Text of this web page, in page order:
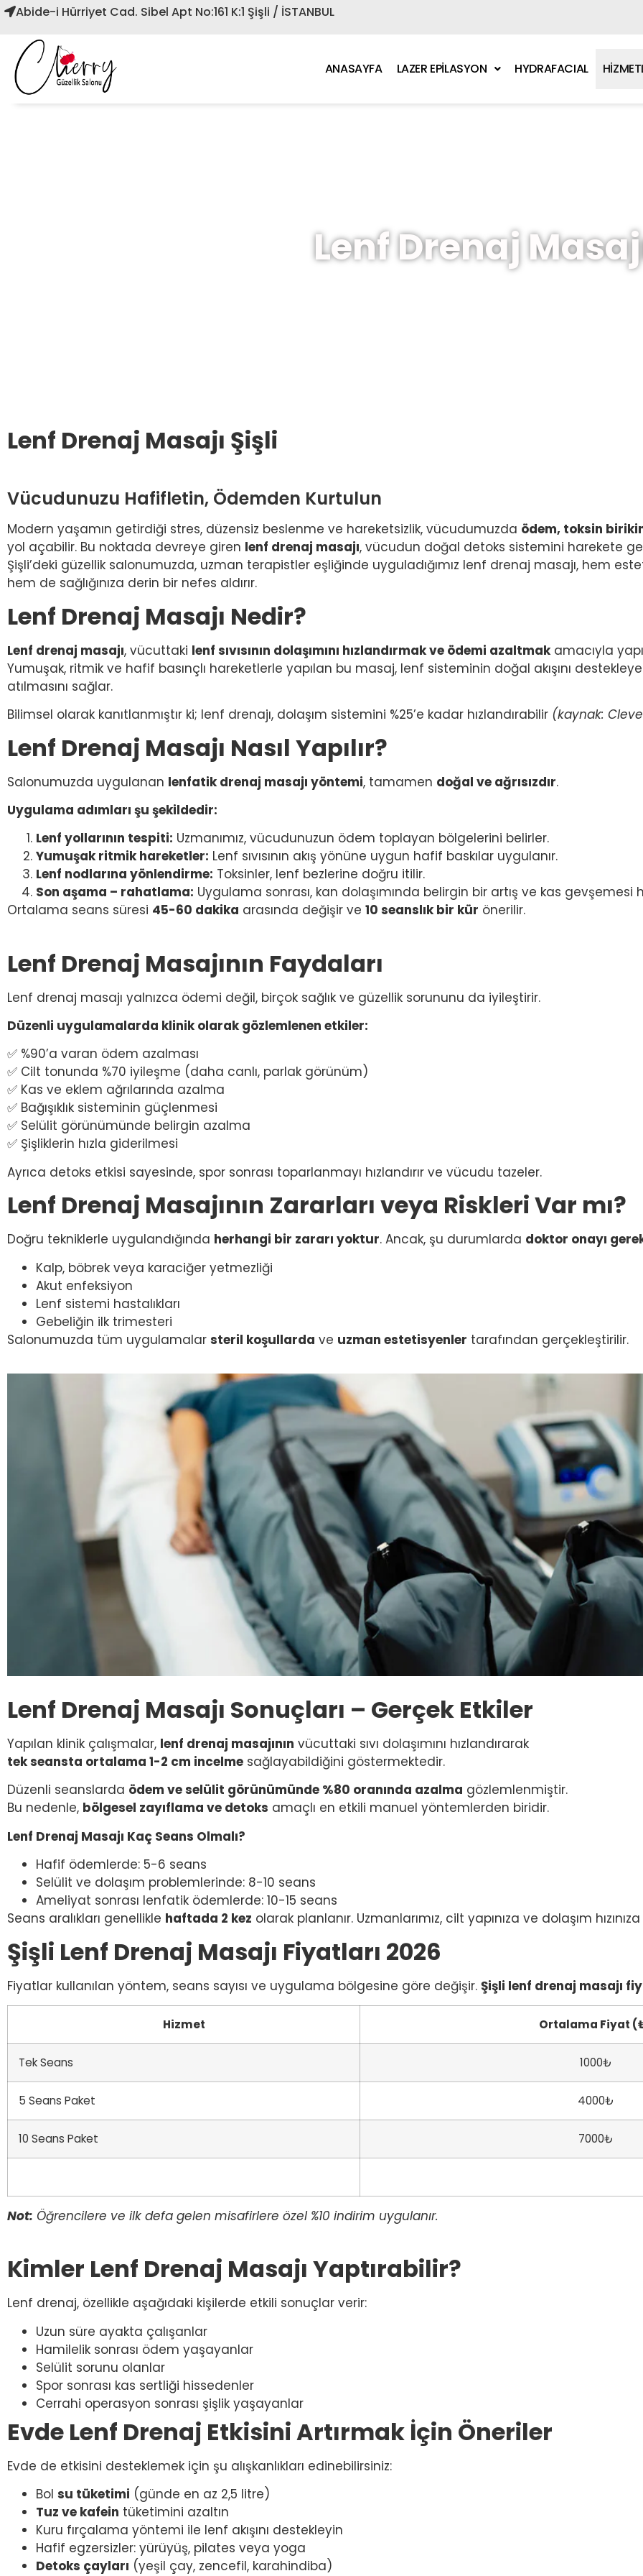
Abide-i Hürriyet Cad. Sibel Apt No:161 K:1 Şişli / İSTANBUL
ANASAYFA LAZER EPİLASYON HYDRAFACIAL
Lenf Drenaj
Lenf Drenaj Masajı Şişli
Vücudunuzu Hafifletin, Ödemden Kurtulun
Modern yaşamın getirdiği stres, düzensiz beslenme ve hareketsizlik, vücudumuzda ödem, toksin
yol açabilir. Bu noktada devreye giren lenf drenaj masajı, vücudun doğal detoks sistemini harekete
Şişli’deki güzellik salonumuzda, uzman terapistler eşliğinde uyguladığımız lenf drenaj masajı, hem
hem de sağlığınıza derin bir nefes aldırır.
Lenf Drenaj Masajı Nedir?
Lenf drenaj masajı, vücuttaki lenf sıvısının dolaşımını hızlandırmak ve ödemi azaltmakamacıyla
Yumuşak, ritmik ve hafif basınçlı hareketlerle yapılan bu masaj, lenf sisteminin doğal akışını
atılmasını sağlar.
Bilimsel olarak kanıtlanmıştır ki; lenf drenajı, dolaşım sistemini %25’e kadar hızlandırabilir (kaynak:
Lenf Drenaj Masajı Nasıl Yapılır?
Salonumuzda uygulanan lenfatik drenaj masajı yöntemi, tamamen doğal ve ağrısızdır.
Uygulama adımları şu şekildedir:
Lenf yollarının tespiti: Uzmanımız, vücudunuzun ödem toplayan bölgelerini belirler.
Yumuşak ritmik hareketler: Lenf sıvısının akış yönüne uygun hafif baskılar uygulanır.
Lenf nodlarına yönlendirme: Toksinler, lenf bezlerine doğru itilir.
Son aşama – rahatlama: Uygulama sonrası, kan dolaşımında belirgin bir artış ve kas gevşemesi
Ortalama seans süresi 45-60 dakika arasında değişir ve 10 seanslık bir kür önerilir.
Lenf Drenaj Masajının Faydaları
Lenf drenaj masajı yalnızca ödemi değil, birçok sağlık ve güzellik sorununu da iyileştirir.
Düzenli uygulamalarda klinik olarak gözlemlenen etkiler:
✅ %90’a varan ödem azalması
✅ Cilt tonunda %70 iyileşme (daha canlı, parlak görünüm)
✅ Kas ve eklem ağrılarında azalma
✅ Bağışıklık sisteminin güçlenmesi
✅ Selülit görünümünde belirgin azalma
✅ Şişliklerin hızla giderilmesi
Ayrıca detoks etkisi sayesinde, spor sonrası toparlanmayı hızlandırır ve vücudu tazeler.
Lenf Drenaj Masajının Zararları veya Riskleri Var mı?
Doğru tekniklerle uygulandığında herhangi bir zararı yoktur. Ancak, şu durumlarda doktor onayı
Kalp, böbrek veya karaciğer yetmezliği
Akut enfeksiyon
Lenf sistemi hastalıkları
Gebeliğin ilk trimesteri
Salonumuzda tüm uygulamalar steril koşullarda ve uzman estetisyenler tarafından gerçekleştirilir.
Lenf Drenaj Masajı Sonuçları – Gerçek Etkiler
Yapılan klinik çalışmalar, lenf drenaj masajının vücuttaki sıvı dolaşımını hızlandırarak
tek seansta ortalama 1-2 cm incelme sağlayabildiğini göstermektedir.
Düzenli seanslarda ödem ve selülit görünümünde %80 oranında azalma gözlemlenmiştir.
Bu nedenle, bölgesel zayıflama ve detoks amaçlı en etkili manuel yöntemlerden biridir.
Lenf Drenaj Masajı Kaç Seans Olmalı?
Hafif ödemlerde: 5-6 seans
Selülit ve dolaşım problemlerinde: 8-10 seans
Ameliyat sonrası lenfatik ödemlerde: 10-15 seans
Seans aralıkları genellikle haftada 2 kez olarak planlanır. Uzmanlarımız, cilt yapınıza ve dolaşım
Şişli Lenf Drenaj Masajı Fiyatları 2026
Fiyatlar kullanılan yöntem, seans sayısı ve uygulama bölgesine göre değişir. Şişli lenf drenaj masajı
Hizmet Ortalama Fiyat
Tek Seans 1000₺
5 Seans Paket 4000₺
10 Seans Paket 7000₺
Not: Öğrencilere ve ilk defa gelen misafirlere özel %10 indirim uygulanır.
Kimler Lenf Drenaj Masajı Yaptırabilir?
Lenf drenaj, özellikle aşağıdaki kişilerde etkili sonuçlar verir:
Uzun süre ayakta çalışanlar
Hamilelik sonrası ödem yaşayanlar
Selülit sorunu olanlar
Spor sonrası kas sertliği hissedenler
Cerrahi operasyon sonrası şişlik yaşayanlar
Evde Lenf Drenaj Etkisini Artırmak İçin Öneriler
Evde de etkisini desteklemek için şu alışkanlıkları edinebilirsiniz:
Bol su tüketimi (günde en az 2,5 litre)
Tuz ve kafein tüketimini azaltın
Kuru fırçalama yöntemi ile lenf akışını destekleyin
Hafif egzersizler: yürüyüş, pilates veya yoga
Detoks çayları (yeşil çay, zencefil, karahindiba)